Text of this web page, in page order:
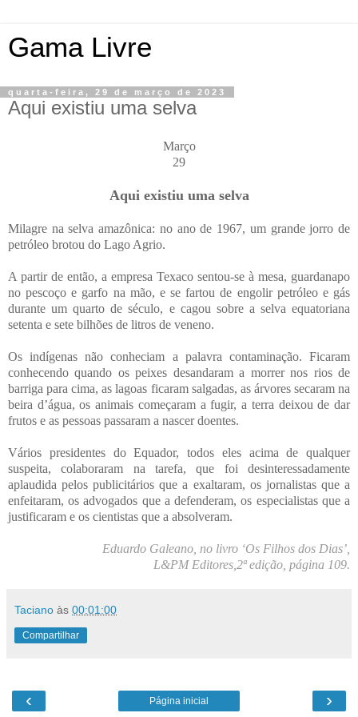
Gama Livre
quarta-feira, 29 de março de 2023
Aqui existiu uma selva
Março
29
Aqui existiu uma selva
Milagre na selva amazônica: no ano de 1967, um grande jorro de
petróleo brotou do Lago Agrio.
A partir de então, a empresa Texaco sentou-se à mesa, guardanapo
no pescoço e garfo na mão, e se fartou de engolir petróleo e gás
durante um quarto de século, e cagou sobre a selva equatoriana
setenta e sete bilhões de litros de veneno.
Os indígenas não conheciam a palavra contaminação. Ficaram
conhecendo quando os peixes desandaram a morrer nos rios de
barriga para cima, as lagoas ficaram salgadas, as árvores secaram na
beira d’água, os animais começaram a fugir, a terra deixou de dar
frutos e as pessoas passaram a nascer doentes.
Vários presidentes do Equador, todos eles acima de qualquer
suspeita, colaboraram na tarefa, que foi desinteressadamente
aplaudida pelos publicitários que a exaltaram, os jornalistas que a
enfeitaram, os advogados que a defenderam, os especialistas que a
justificaram e os cientistas que a absolveram.
Eduardo Galeano, no livro ‘Os Filhos dos Dias’,
L&PM Editores,2ª edição, página 109.
Taciano às 00:01:00
Compartilhar
‹ ›
Página inicial